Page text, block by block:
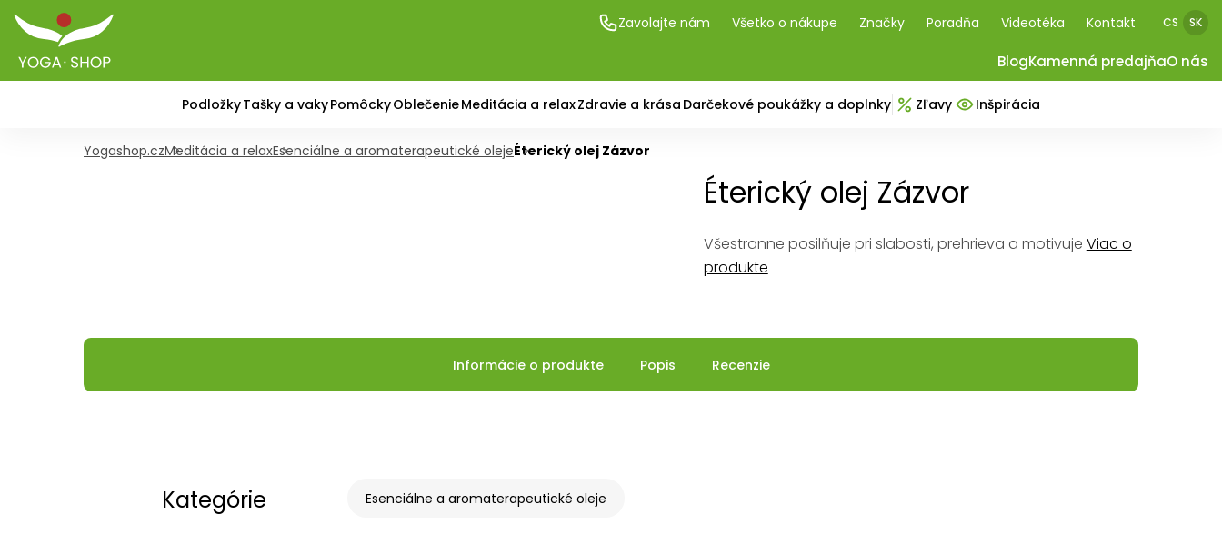
Zavolajte nám Všetko o nákupe Značky Poradňa Videotéka Kontakt CS SK
BlogKamenná predajňaO nás
PodložkyTašky a vakyPomôckyOblečenieMeditácia a relaxZdravie a krása Darčekové poukážky a doplnky Zľavy Inšpirácia
Yogashop.czMeditácia a relaxEsenciálne a aromaterapeutické olejeÉterický olej Zázvor
Éterický olej Zázvor
Všestranne posilňuje pri slabosti, prehrieva a motivuje Viac o
produkte
Informácie o produkte Popis Recenzie
Kategórie Esenciálne a aromaterapeutické oleje